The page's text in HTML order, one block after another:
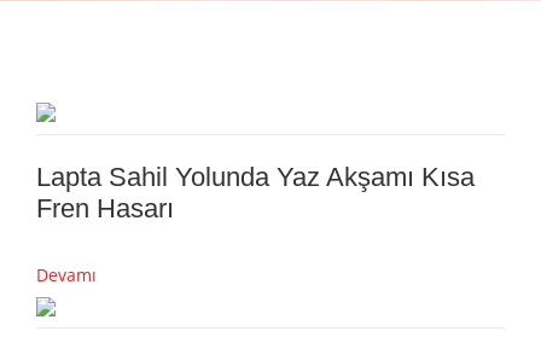
Lapta Sahil Yolunda Yaz Akşamı Kısa
Fren Hasarı
Devamı